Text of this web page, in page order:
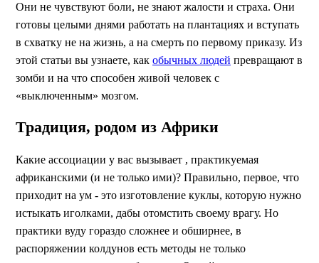
Они не чувствуют боли, не знают жалости и страха. Они
готовы целыми днями работать на плантациях и вступать
в схватку не на жизнь, а на смерть по первому приказу. Из
этой статьи вы узнаете, как обычных людей превращают в
зомби и на что способен живой человек с
«выключенным» мозгом.
Традиция, родом из Африки
Какие ассоциации у вас вызывает , практикуемая
африканскими (и не только ими)? Правильно, первое, что
приходит на ум - это изготовление куклы, которую нужно
истыкать иголками, дабы отомстить своему врагу. Но
практики вуду гораздо сложнее и обширнее, в
распоряжении колдунов есть методы не только